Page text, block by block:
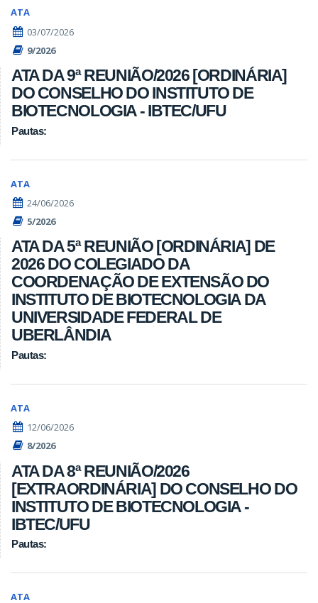
ATA
03/07/2026
9/2026
ATA DA 9ª REUNIÃO/2026 [ORDINÁRIA]
DO CONSELHO DO INSTITUTO DE
BIOTECNOLOGIA - IBTEC/UFU
Pautas:
ATA
24/06/2026
5/2026
ATA DA 5ª REUNIÃO [ORDINÁRIA] DE
2026 DO COLEGIADO DA
COORDENAÇÃO DE EXTENSÃO DO
INSTITUTO DE BIOTECNOLOGIA DA
UNIVERSIDADE FEDERAL DE
UBERLÂNDIA
Pautas:
ATA
12/06/2026
8/2026
ATA DA 8ª REUNIÃO/2026
[EXTRAORDINÁRIA] DO CONSELHO DO
INSTITUTO DE BIOTECNOLOGIA -
IBTEC/UFU
Pautas:
ATA